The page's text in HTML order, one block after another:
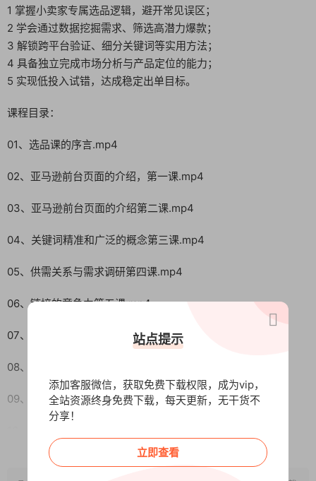
1 掌握小卖家专属选品逻辑，避开常见误区；
2 学会通过数据挖掘需求、筛选高潜力爆款；
3 解锁跨平台验证、细分关键词等实用方法；
4 具备独立完成市场分析与产品定位的能力；
5 实现低投入试错，达成稳定出单目标。
课程目录：
01、选品课的序言.mp4
02、亚马逊前台页面的介绍，第一课.mp4
03、亚马逊前台页面的介绍第二课.mp4
04、关键词精准和广泛的概念第三课.mp4
05、供需关系与需求调研第四课.mp4
06、链接的竞争力第五课.mp4
07、产品在市场需求中定位关系第六课.mp4
08、增长的市场需求的重要性第七课.mp4
09、细分关键词挖掘客户需求选品方法第八课.mp4
11、增长得市场需求挖掘细分领域1第十课.mp4
阅读全文
站点提示
添加客服微信，获取免费下载权限，成为vip，
全站资源终身免费下载，每天更新，无干货不
分享！
立即查看